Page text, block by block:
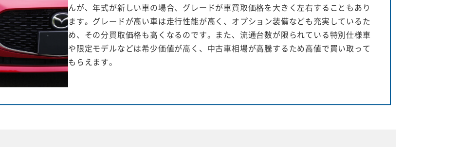
んが、年式が新しい車の場合、グレードが車買取価格を大きく左右することもあり
ます。グレードが高い車は走行性能が高く、オプション装備なども充実しているた
め、その分買取価格も高くなるのです。また、流通台数が限られている特別仕様車
や限定モデルなどは希少価値が高く、中古車相場が高騰するため高値で買い取って
もらえます。